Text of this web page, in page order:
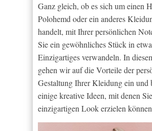
Ganz gleich, ob es sich um einen
Polohemd oder ein anderes
handelt, mit Ihrer persönlichen
Sie ein gewöhnliches Stück in
Einzigartiges verwandeln. In
gehen wir auf die Vorteile der
Gestaltung Ihrer Kleidung ein und
einige kreative Ideen, mit denen
einzigartigen Look erzielen